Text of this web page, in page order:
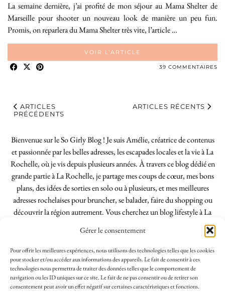
Gérer le consentement
Pour offrir les meilleures expériences, nous utilisons des technologies telles que les cookies
pour stocker et/ou accéder aux informations des appareils. Le fait de consentir à ces
technologies nous permettra de traiter des données telles que le comportement de
navigation ou les ID uniques sur ce site. Le fait de ne pas consentir ou de retirer son
consentement peut avoir un effet négatif sur certaines caractéristiques et fonctions.
La semaine dernière, j’ai profité de mon séjour au Mama Shelter de
Marseille pour shooter un nouveau look de manière un peu fun.
Promis, on reparlera du Mama Shelter très vite, l’article …
VOIR L’ARTICLE
39 COMMENTAIRES
ARTICLES
PRÉCÉDENTS
ARTICLES RÉCENTS
Bienvenue sur le So Girly Blog ! Je suis Amélie, créatrice de contenus
et passionnée par les belles adresses, les escapades locales et la vie à La
Rochelle, où je vis depuis plusieurs années. À travers ce blog dédié en
grande partie à La Rochelle, je partage mes coups de cœur, mes bons
plans, des idées de sorties en solo ou à plusieurs, et mes meilleures
adresses rochelaises pour bruncher, se balader, faire du shopping ou
découvrir la région autrement. Vous cherchez un blog lifestyle à La
Rochelle, tenu par une locale ? Vous êtes au bon endroit. Que vous
soyez Rochelais·e ou de passage dans notre belle ville, j’espère que mes
articles vous aideront à profiter de La Rochelle comme un·e vrai·e
initié·e. !